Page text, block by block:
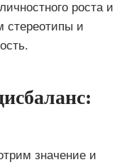
роста и
стереотипы и
значение и